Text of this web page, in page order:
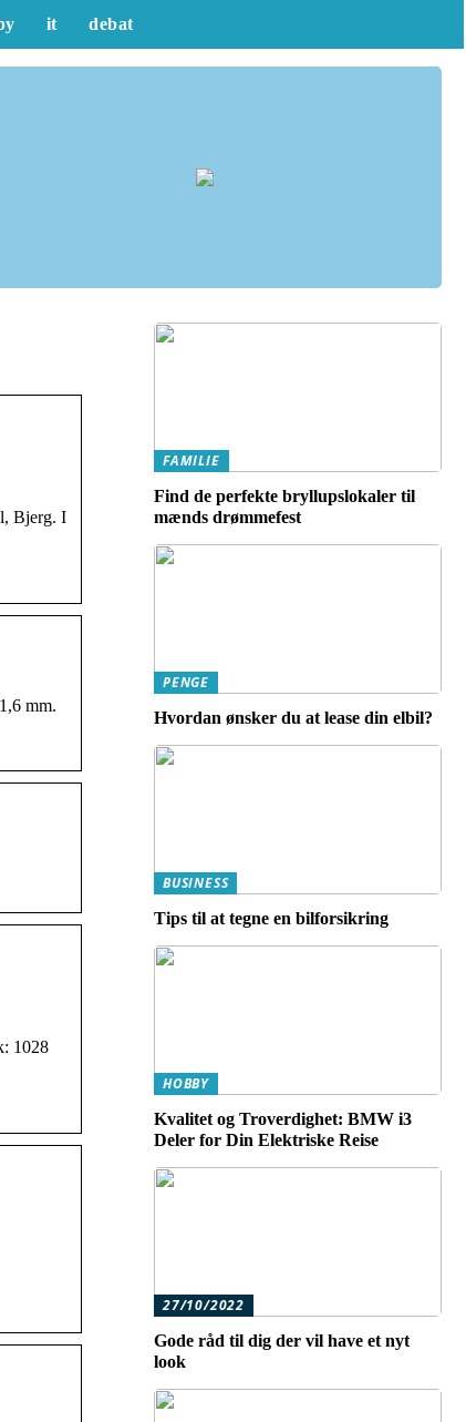
it debat
Bjerg. I
mm.
1028
FAMILIE
Find de perfekte bryllupslokaler til
mænds drømmefest
PENGE
Hvordan ønsker du at lease din elbil?
BUSINESS
Tips til at tegne en bilforsikring
HOBBY
Kvalitet og Troverdighet: BMW i3
Deler for Din Elektriske Reise
27/10/2022
Gode råd til dig der vil have et nyt
look